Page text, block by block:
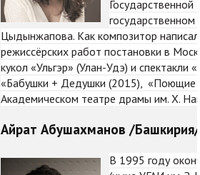
Государственной
Цыдынжапова. Как композитор
режиссёрских работ постановки в
кукол «Ульгэр» (Улан-Удэ) и спектакли
«Бабушки + Дедушки (2015), «Поющие
Академическом театре драмы им. Х.
Айрат Абушахманов /Башкирия/
В 1995 году